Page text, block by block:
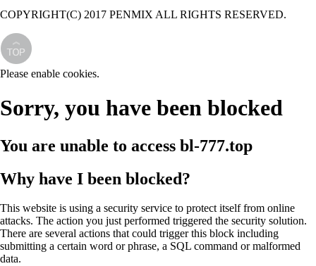
COPYRIGHT(C) 2017 PENMIX ALL RIGHTS RESERVED.
Please enable cookies.
Sorry, you have been blocked
You are unable to access bl-777.top
Why have I been blocked?
This website is using a security service to protect itself from online
attacks. The action you just performed triggered the security solution.
There are several actions that could trigger this block including
submitting a certain word or phrase, a SQL command or malformed
data.